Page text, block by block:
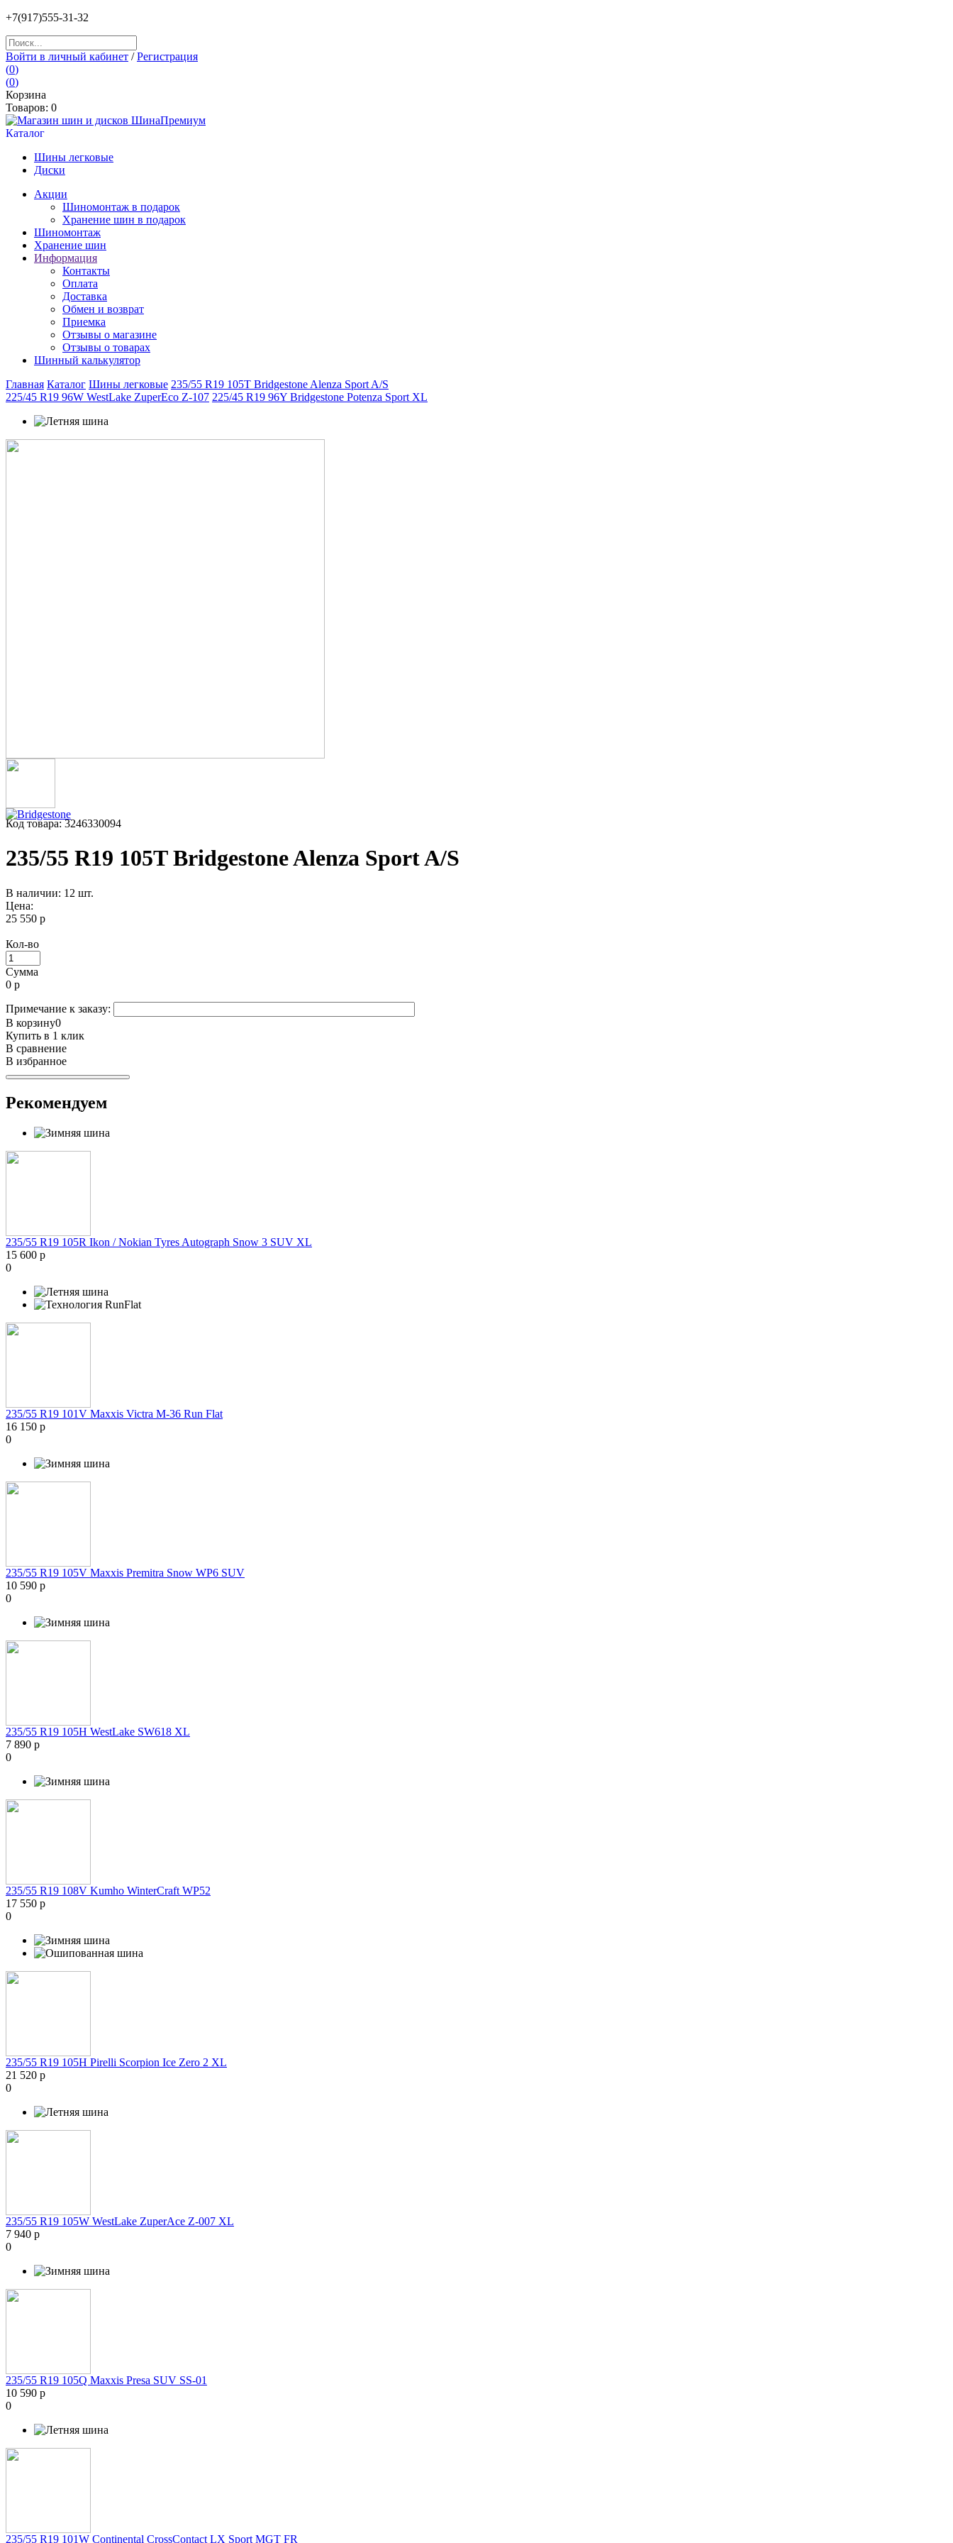
+7(917)555-31-32
Войти в личный кабинет /Регистрация
(0)
(0)
Корзина
Товаров: 0
Каталог
Шины легковые
Диски
Акции
Шиномонтаж в подарок
Хранение шин в подарок
Шиномонтаж
Хранение шин
Информация
Контакты
Оплата
Доставка
Обмен и возврат
Приемка
Отзывы о магазине
Отзывы о товарах
Шинный калькулятор
Главная Каталог Шины легковые 235/55 R19 105T Bridgestone Alenza Sport A/S
225/45 R19 96W WestLake ZuperEco Z-107 225/45 R19 96Y Bridgestone Potenza Sport XL
Код товара: 3246330094
235/55 R19 105T Bridgestone Alenza Sport A/S
В наличии: 12 шт.
Цена:
25 550 р
Кол-во
Сумма
0 р
Примечание к заказу:
В корзину0
Купить в 1 клик
В сравнение
В избранное
Рекомендуем
235/55 R19 105R Ikon / Nokian Tyres Autograph Snow 3 SUV XL
15 600 р
0
235/55 R19 101V Maxxis Victra M-36 Run Flat
16 150 р
0
235/55 R19 105V Maxxis Premitra Snow WP6 SUV
10 590 р
0
235/55 R19 105H WestLake SW618 XL
7 890 р
0
235/55 R19 108V Kumho WinterCraft WP52
17 550 р
0
235/55 R19 105H Pirelli Scorpion Ice Zero 2 XL
21 520 р
0
235/55 R19 105W WestLake ZuperAce Z-007 XL
7 940 р
0
235/55 R19 105Q Maxxis Presa SUV SS-01
10 590 р
0
235/55 R19 101W Continental CrossContact LX Sport MGT FR